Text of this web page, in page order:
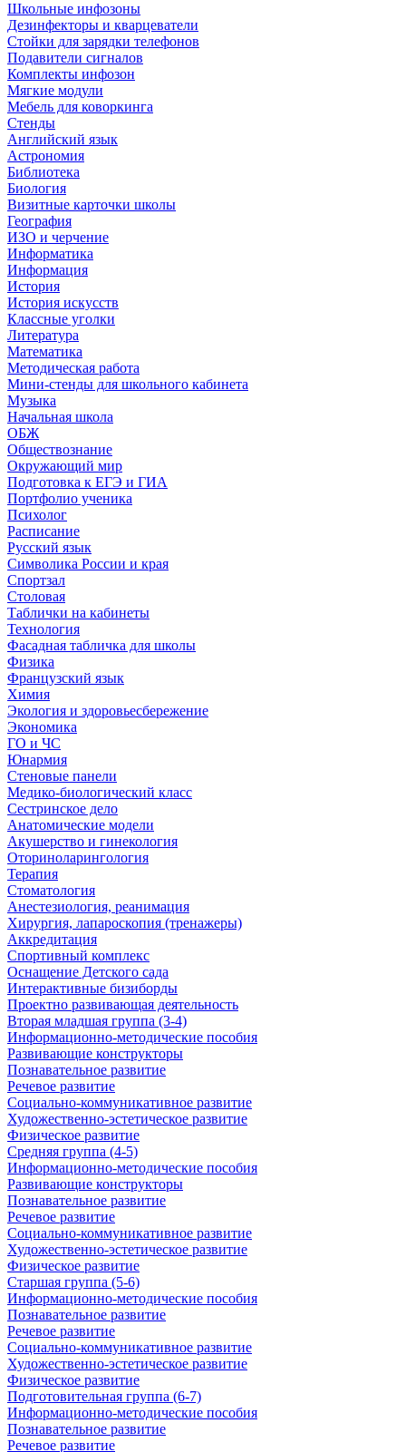
Школьные инфозоны
Дезинфекторы и кварцеватели
Стойки для зарядки телефонов
Подавители сигналов
Комплекты инфозон
Мягкие модули
Мебель для коворкинга
Стенды
Английский язык
Астрономия
Библиотека
Биология
Визитные карточки школы
География
ИЗО и черчение
Информатика
Информация
История
История искусств
Классные уголки
Литература
Математика
Методическая работа
Мини-стенды для школьного кабинета
Музыка
Начальная школа
ОБЖ
Обществознание
Окружающий мир
Подготовка к ЕГЭ и ГИА
Портфолио ученика
Психолог
Расписание
Русский язык
Символика России и края
Спортзал
Столовая
Таблички на кабинеты
Технология
Фасадная табличка для школы
Физика
Французский язык
Химия
Экология и здоровьесбережение
Экономика
ГО и ЧС
Юнармия
Стеновые панели
Медико-биологический класс
Сестринское дело
Анатомические модели
Акушерство и гинекология
Оториноларингология
Терапия
Стоматология
Анестезиология, реанимация
Хирургия, лапароскопия (тренажеры)
Аккредитация
Спортивный комплекс
Оснащение Детского сада
Интерактивные бизиборды
Проектно развивающая деятельность
Вторая младшая группа (3-4)
Информационно-методические пособия
Развивающие конструкторы
Познавательное развитие
Речевое развитие
Социально-коммуникативное развитие
Художественно-эстетическое развитие
Физическое развитие
Средняя группа (4-5)
Информационно-методические пособия
Развивающие конструкторы
Познавательное развитие
Речевое развитие
Социально-коммуникативное развитие
Художественно-эстетическое развитие
Физическое развитие
Старшая группа (5-6)
Информационно-методические пособия
Познавательное развитие
Речевое развитие
Социально-коммуникативное развитие
Художественно-эстетическое развитие
Физическое развитие
Подготовительная группа (6-7)
Информационно-методические пособия
Познавательное развитие
Речевое развитие